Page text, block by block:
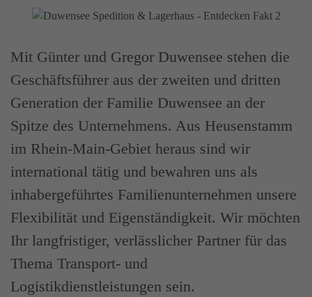
Mit Günter und Gregor Duwensee stehen die
Geschäftsführer aus der zweiten und dritten
Generation der Familie Duwensee an der
Spitze des Unternehmens. Aus Heusenstamm
im Rhein-Main-Gebiet heraus sind wir
international tätig und bewahren uns als
inhabergeführtes Familienunternehmen unsere
Flexibilität und Eigenständigkeit. Wir möchten
Ihr langfristiger, verlässlicher Partner für das
Thema Transport- und
Logistikdienstleistungen sein.